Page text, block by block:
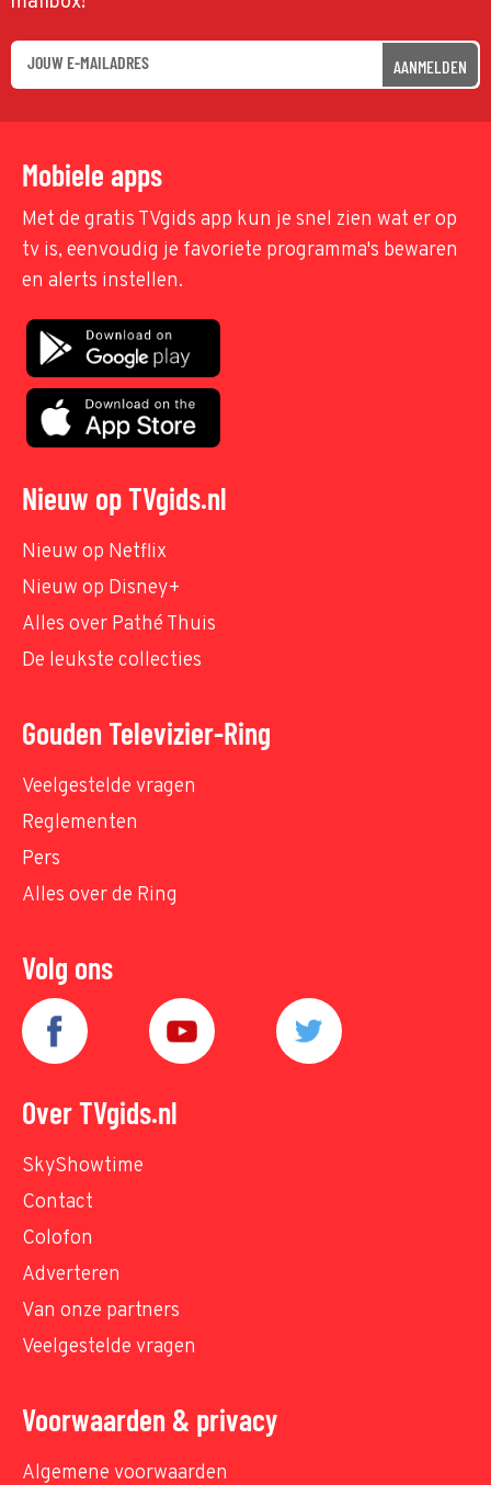
AANMELDEN
Mobiele apps
Met de gratis TVgids app kun je snel zien wat er op
tv is, eenvoudig je favoriete programma's bewaren
en alerts instellen.
Nieuw op TVgids.nl
Nieuw op Netflix
Nieuw op Disney+
Alles over Pathé Thuis
De leukste collecties
Gouden Televizier-Ring
Veelgestelde vragen
Reglementen
Pers
Alles over de Ring
Volg ons
Over TVgids.nl
SkyShowtime
Contact
Colofon
Adverteren
Van onze partners
Veelgestelde vragen
Voorwaarden & privacy
Algemene voorwaarden